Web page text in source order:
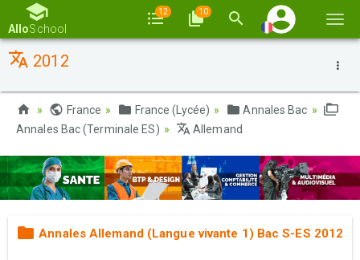
la
AlloSchool
12 10
2012
France France (Lycée)
Annales Bac
Annales Bac (Terminale ES)
Allemand
Annales Allemand (Langue vivante 1) Bac S-ES 2012